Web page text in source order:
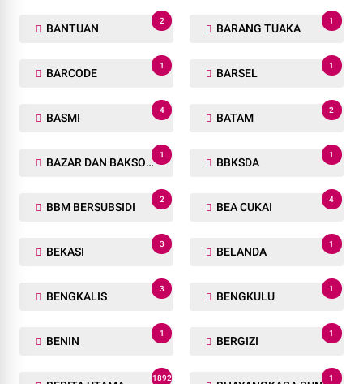
BANTUAN
2
BARANG TUAKA
1
BARCODE
1
BARSEL
1
BASMI
4
BATAM
2
BAZAR DAN BAKSOS RAMADHAN
1
BBKSDA
1
BBM BERSUBSIDI
2
BEA CUKAI
4
BEKASI
3
BELANDA
1
BENGKALIS
3
BENGKULU
1
BENIN
1
BERGIZI
1
1892 1